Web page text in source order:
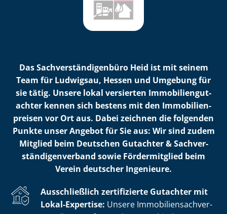
Das Sach­ver­stän­di­gen­bü­ro Heid ist mit seinem
Team für Ludwigsau, Hessen und Umgebung für
sie tätig. Unsere lokal versierten Im­mo­bi­li­en­gut­
ach­ter kennen sich bestens mit den Im­mo­bi­li­en­
prei­sen vor Ort aus. Dabei zeichnen die folgenden
Punkte unser Angebot für Sie aus: Wir sind zudem
Mitglied beim Deutschen Gutachter & Sach­ver­
stän­di­gen­ver­band sowie Fördermitglied beim
Verein deutscher Ingenieure.
Ausschließlich zertifizierte Gutachter mit
Lokal-Expertise: Unsere Im­mo­bi­li­en­sach­ver­